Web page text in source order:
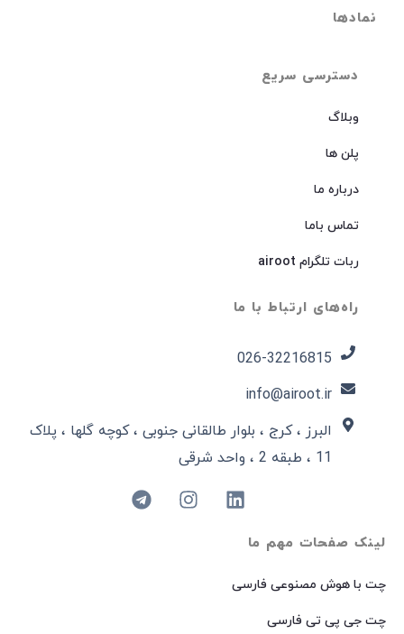
لینک صفحات مهم ما
چت با هوش مصنوعی فارسی
چت جی پی تی فارسی
دسترسی سریع
وبلاگ
پلن ها
درباره ما
تماس باما
ربات تلگرام airoot
راه‌های ارتباط با ما
026-32216815​
info@airoot.ir
البرز ، کرج ، بلوار طالقانی جنوبی ، کوچه گلها ، پلاک
11 ، طبقه 2 ، واحد شرقی
نمادها